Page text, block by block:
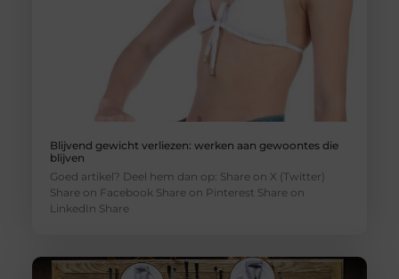
Blijvend gewicht verliezen: werken aan gewoontes die
blijven
Goed artikel? Deel hem dan op: Share on X (Twitter)
Share on Facebook Share on Pinterest Share on
LinkedIn Share